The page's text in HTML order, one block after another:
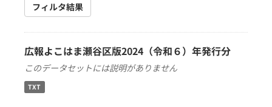
フィルタ結果
広報よこはま瀬谷区版2024（令和６）年発行分
このデータセットには説明がありません
TXT